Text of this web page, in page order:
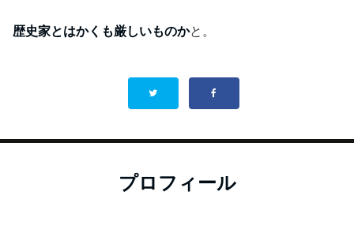
歴史家とはかくも厳しいものかと。
プロフィール